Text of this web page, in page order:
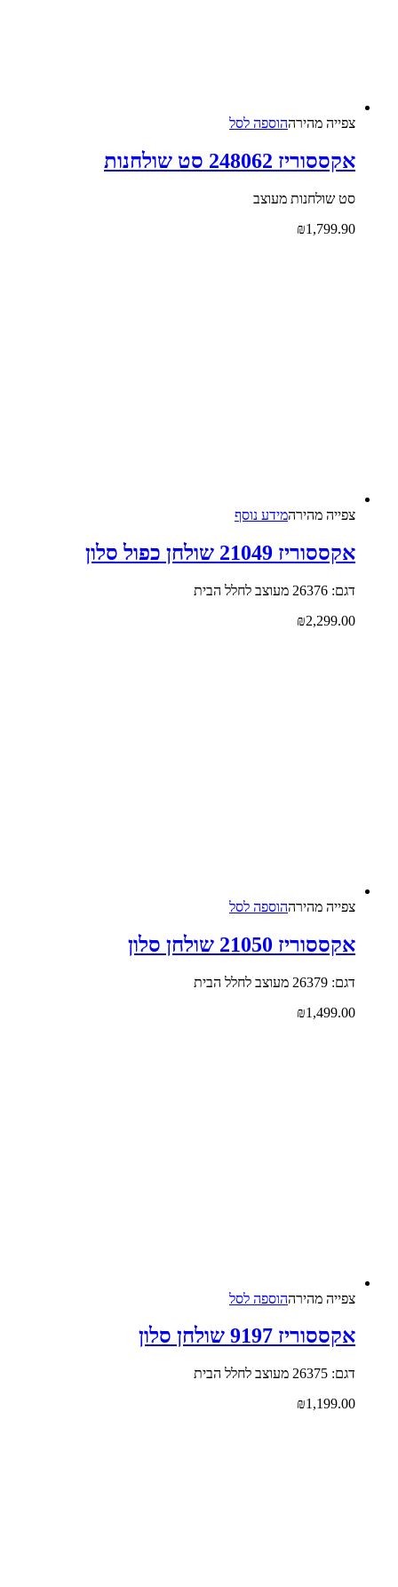
צפייה‬ ‫מהירה‬הוספה לסל
אקססוריז 248062 סט שולחנות
סט שולחנות מעוצב
₪1,799.90
צפייה‬ ‫מהירה‬מידע נוסף
אקססוריז 21049 שולחן כפול סלון
דגם: 26376 מעוצב לחלל הבית
₪2,299.00
צפייה‬ ‫מהירה‬הוספה לסל
אקססוריז 21050 שולחן סלון
דגם: 26379 מעוצב לחלל הבית
₪1,499.00
צפייה‬ ‫מהירה‬הוספה לסל
אקססוריז 9197 שולחן סלון
דגם: 26375 מעוצב לחלל הבית
₪1,199.00